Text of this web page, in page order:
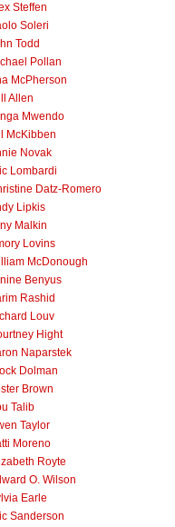
Steffen
Soleri
Todd
Pollan
McPherson
Allen
Mwendo
McKibben
Novak
Lombardi
Datz-Romero
Lipkis
Malkin
Lovins
McDonough
Benyus
Rashid
Louv
Hight
Naparstek
Dolman
Brown
Talib
Taylor
Moreno
Royte
O. Wilson
Earle
Sanderson